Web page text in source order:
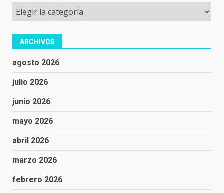
Categorías
ARCHIVOS
agosto 2026
julio 2026
junio 2026
mayo 2026
abril 2026
marzo 2026
febrero 2026